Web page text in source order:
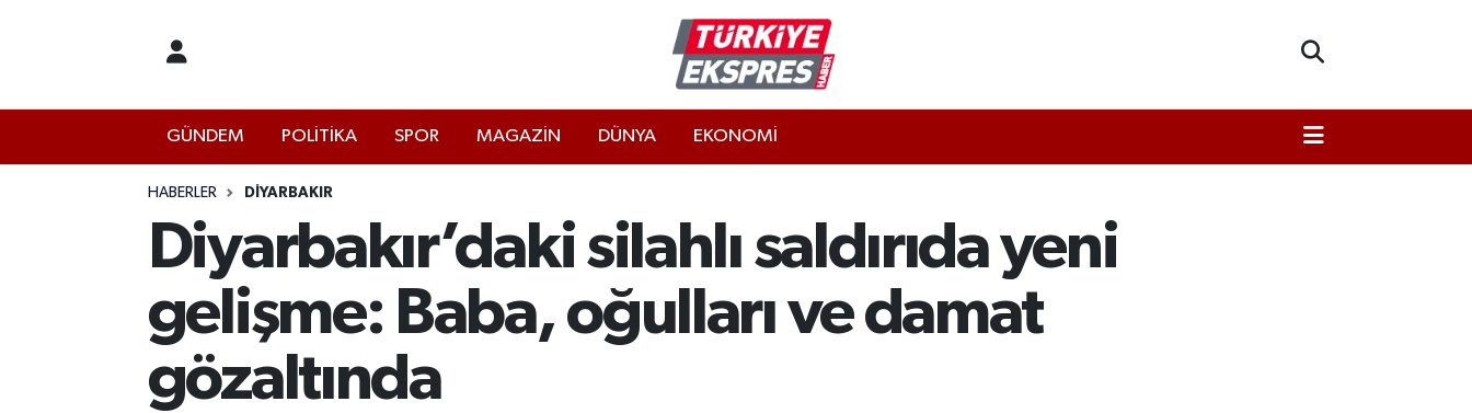
GÜNDEM POLİTİKA SPOR MAGAZİN DÜNYA EKONOMİ
HABERLER DIYARBAKIR
Diyarbakır’daki silahlı saldırıda yeni
gelişme: Baba, oğulları ve damat
gözaltında
İstanbul Hava Durumu
İstanbul Namaz Vakitleri
İstanbul Trafik Yoğunluk Haritası
Süper Lig Puan Durumu ve Fikstür
Tüm Manşetler